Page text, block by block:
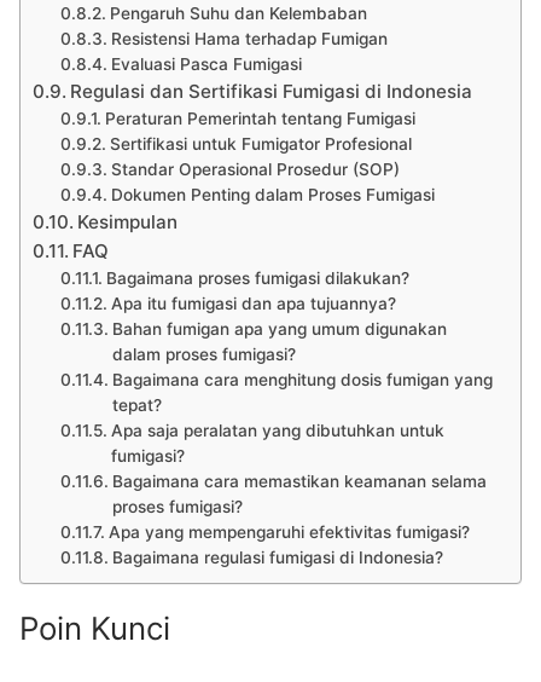
Pengaruh Suhu dan Kelembaban
Resistensi Hama terhadap Fumigan
Evaluasi Pasca Fumigasi
Regulasi dan Sertifikasi Fumigasi di Indonesia
Peraturan Pemerintah tentang Fumigasi
Sertifikasi untuk Fumigator Profesional
Standar Operasional Prosedur (SOP)
Dokumen Penting dalam Proses Fumigasi
Kesimpulan
FAQ
Bagaimana proses fumigasi dilakukan?
Apa itu fumigasi dan apa tujuannya?
Bahan fumigan apa yang umum digunakan
dalam proses fumigasi?
Bagaimana cara menghitung dosis fumigan yang
tepat?
Apa saja peralatan yang dibutuhkan untuk
fumigasi?
Bagaimana cara memastikan keamanan selama
proses fumigasi?
Apa yang mempengaruhi efektivitas fumigasi?
Bagaimana regulasi fumigasi di Indonesia?
Poin Kunci